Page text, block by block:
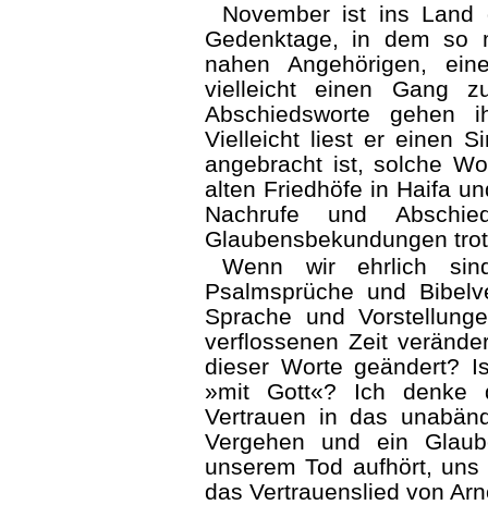
November ist ins Land
Gedenktage, in dem so
nahen Angehörigen,
vielleicht einen Gang
Abschiedsworte
Vielleicht liest er einen
angebracht ist, solche
alten Friedhöfe in Haifa
Nachrufe und
Glaubensbekundungen
Wenn wir ehrlich
Psalmsprüche und
Sprache und
verflossenen Zeit
dieser Worte geändert?
»mit Gott«? Ich
Vertrauen in das
Vergehen und ein
unserem Tod aufhört,
das Vertrauenslied von